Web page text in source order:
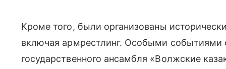
Кроме того, были организованы
включая армрестлинг. Особыми событиями
государственного ансамбля «Волжские